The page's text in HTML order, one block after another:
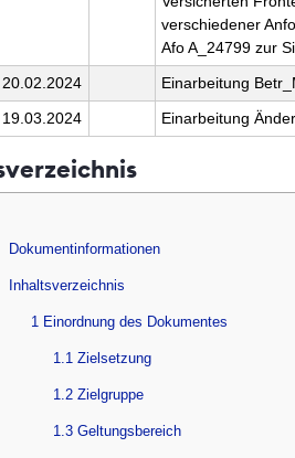
verschiedener
Afo A_24799 zur
20.02.2024 Einarbeitung
19.03.2024 Einarbeitung
Dokumentinformationen
Inhaltsverzeichnis
1 Einordnung des Dokumentes
1.1 Zielsetzung
1.2 Zielgruppe
1.3 Geltungsbereich